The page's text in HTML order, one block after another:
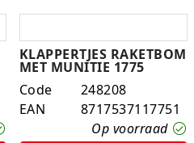
KLAPPERTJES RAKETBOM
MET MUNITIE 1775
Code
248208
EAN
8717537117751
Op voorraad